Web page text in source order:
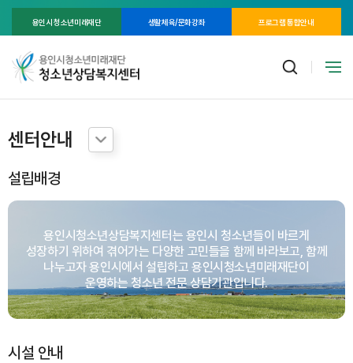
용인시 청소년미래재단 생활체육/문화강좌 프로그램 통합안내
센터안내
설립배경
용인시청소년상담복지센터는 용인시 청소년들이 바르게
성장하기 위하여 겪어가는 다양한 고민들을 함께 바라보고, 함께
나누고자 용인시에서 설립하고 용인시청소년미래재단이
운영하는 청소년 전문 상담기관입니다.
시설 안내